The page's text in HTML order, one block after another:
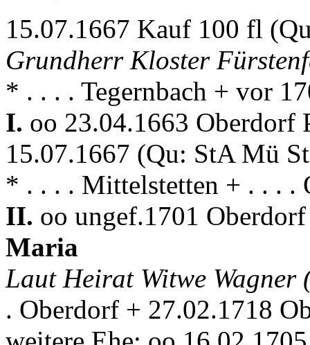
15.07.1667 Kauf 100 fl
Grundherr Kloster
* . . . . Tegernbach + vor
I. oo 23.04.1663 Oberdorf
15.07.1667 (Qu: StA Mü
* . . . . Mittelstetten + . . . .
II. oo ungef.1701
Maria
Laut Heirat Witwe
. Oberdorf + 27.02.1718